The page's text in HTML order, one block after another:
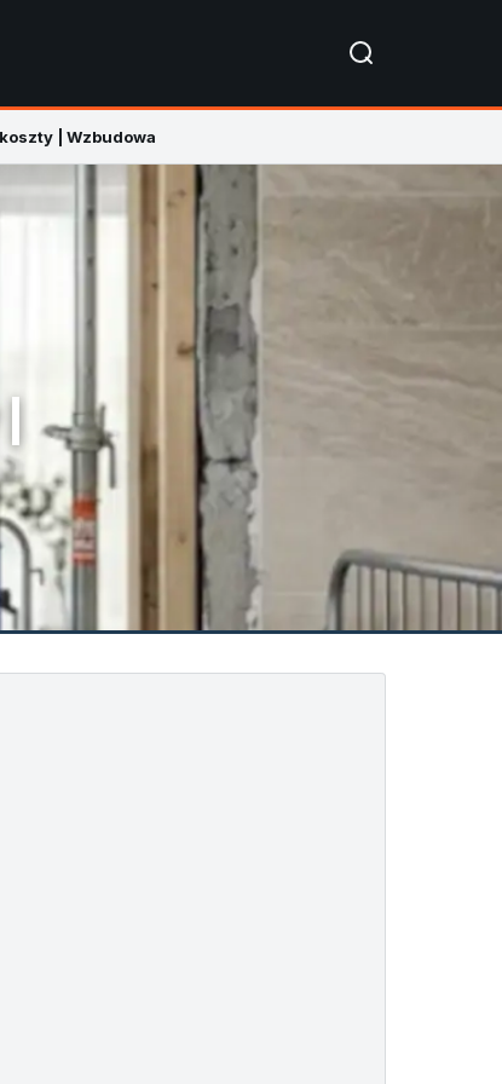
| Wzbudowa